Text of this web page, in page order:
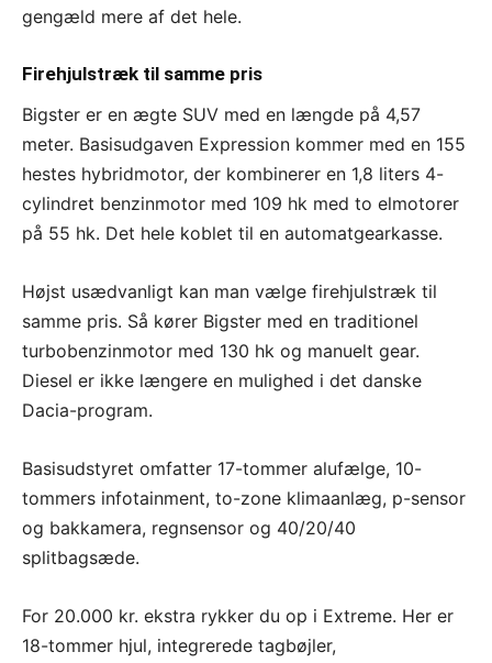
gengæld mere af det hele.
Firehjulstræk til samme pris
Bigster er en ægte SUV med en længde på 4,57
meter. Basisudgaven Expression kommer med en 155
hestes hybridmotor, der kombinerer en 1,8 liters 4-
cylindret benzinmotor med 109 hk med to elmotorer
på 55 hk. Det hele koblet til en automatgearkasse.
Højst usædvanligt kan man vælge firehjulstræk til
samme pris. Så kører Bigster med en traditionel
turbobenzinmotor med 130 hk og manuelt gear.
Diesel er ikke længere en mulighed i det danske
Dacia-program.
Basisudstyret omfatter 17-tommer alufælge, 10-
tommers infotainment, to-zone klimaanlæg, p-sensor
og bakkamera, regnsensor og 40/20/40
splitbagsæde.
For 20.000 kr. ekstra rykker du op i Extreme. Her er
18-tommer hjul, integrerede tagbøjler,